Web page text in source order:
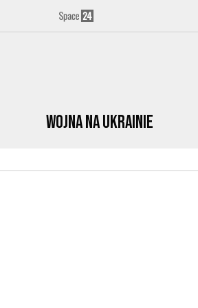
Wojna na Ukrainie